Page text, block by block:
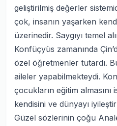
geliştirilmiş değerler
çok, insanın yaşarken
üzerinedir. Saygıyı temel
Konfüçyüs zamanında
özel öğretmenler tutardı.
aileler yapabilmekteydi.
çocukların eğitim almasını
kendisini ve dünyayı
Güzel sözlerinin çoğu